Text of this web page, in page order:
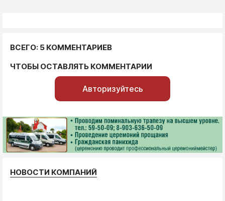
ВСЕГО: 5 КОММЕНТАРИЕВ
ЧТОБЫ ОСТАВЛЯТЬ КОММЕНТАРИИ
Авторизуйтесь
НОВОСТИ КОМПАНИЙ